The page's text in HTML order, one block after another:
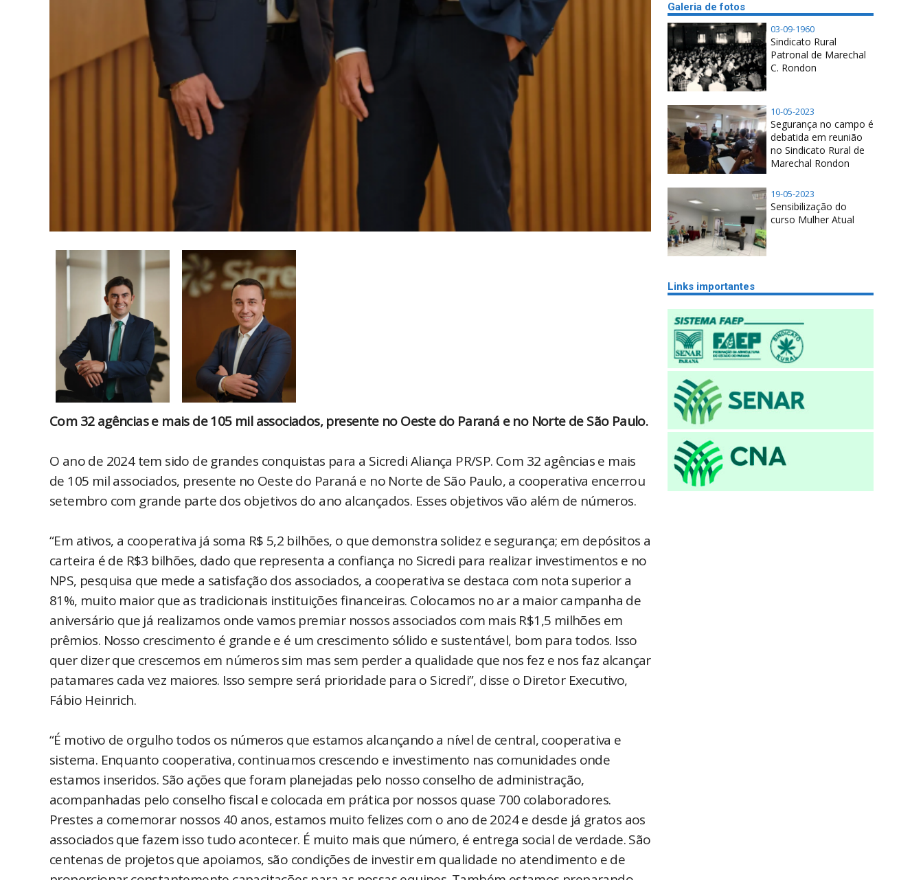
Com 32 agências e mais de 105 mil associados, presente no Oeste do Paraná e no Norte de São Paulo.
O ano de 2024 tem sido de grandes conquistas para a Sicredi Aliança PR/SP. Com 32 agências e mais
de 105 mil associados, presente no Oeste do Paraná e no Norte de São Paulo, a cooperativa encerrou
setembro com grande parte dos objetivos do ano alcançados. Esses objetivos vão além de números.
“Em ativos, a cooperativa já soma R$ 5,2 bilhões, o que demonstra solidez e segurança; em depósitos a
carteira é de R$3 bilhões, dado que representa a confiança no Sicredi para realizar investimentos e no
NPS, pesquisa que mede a satisfação dos associados, a cooperativa se destaca com nota superior a
81%, muito maior que as tradicionais instituições financeiras. Colocamos no ar a maior campanha de
aniversário que já realizamos onde vamos premiar nossos associados com mais R$1,5 milhões em
prêmios. Nosso crescimento é grande e é um crescimento sólido e sustentável, bom para todos. Isso
quer dizer que crescemos em números sim mas sem perder a qualidade que nos fez e nos faz alcançar
patamares cada vez maiores. Isso sempre será prioridade para o Sicredi”, disse o Diretor Executivo,
Fábio Heinrich.
“É motivo de orgulho todos os números que estamos alcançando a nível de central, cooperativa e
sistema. Enquanto cooperativa, continuamos crescendo e investimento nas comunidades onde
estamos inseridos. São ações que foram planejadas pelo nosso conselho de administração,
acompanhadas pelo conselho fiscal e colocada em prática por nossos quase 700 colaboradores.
Prestes a comemorar nossos 40 anos, estamos muito felizes com o ano de 2024 e desde já gratos aos
associados que fazem isso tudo acontecer. É muito mais que número, é entrega social de verdade. São
centenas de projetos que apoiamos, são condições de investir em qualidade no atendimento e de
Galeria de fotos
03-09-1960
Sindicato Rural
Patronal de Marechal
C. Rondon
10-05-2023
Segurança no campo é
debatida em reunião
no Sindicato Rural de
Marechal Rondon
19-05-2023
Sensibilização do
curso Mulher Atual
Links importantes